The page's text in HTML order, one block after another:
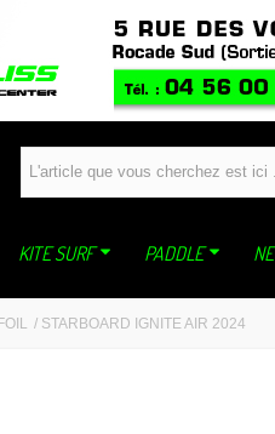
KITE SURF PADDLE
/ STARBOARD IGNITE AIR 2024